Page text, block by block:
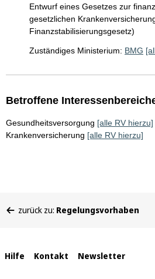
Entwurf eines Gesetzes zur
gesetzlichen
Finanzstabilisierungsgesetz)
Zuständiges Ministerium: BMG
Betroffene
Gesundheitsversorgung [alle RV hierzu]
Krankenversicherung [alle RV hierzu]
befinden
zurück zu: Regelungsvorhaben
Interne
Hilfe Kontakt Newsletter